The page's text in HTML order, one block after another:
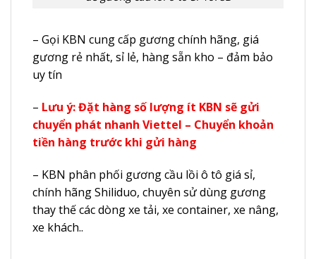
– Gọi KBN cung cấp gương chính hãng, giá
gương rẻ nhất, sỉ lẻ, hàng sẵn kho – đảm bảo
uy tín
– Lưu ý: Đặt hàng số lượng ít KBN sẽ gửi
chuyển phát nhanh Viettel – Chuyển khoản
tiền hàng trước khi gửi hàng
– KBN phân phối gương cầu lồi ô tô giá sỉ,
chính hãng Shiliduo, chuyên sử dùng gương
thay thế các dòng xe tải, xe container, xe nâng,
xe khách..